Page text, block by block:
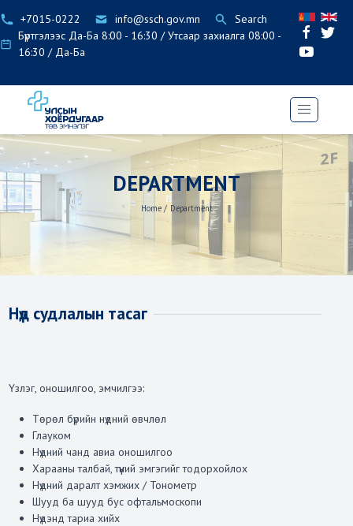
+7015-0222 info@ssch.gov.mn
Search
Бүртгэлээс Да-Ба 8:00 - 16:30 / Утсаар захиалга 08:00 -
16:30 / Да-Ба
DEPARTMENT
Home / Department
Нүд судлалын тасаг
Үзлэг, оношилгоо, эмчилгээ:
Төрөл бүрийн нүдний өвчлөл
Глауком
Нүдний чанд авиа оношилгоо
Харааны талбай, түүний эмгэгийг тодорхойлох
Нүдний даралт хэмжих / Тонометр
Шууд ба шууд бус офтальмоскопи
Нүдэнд тариа хийх